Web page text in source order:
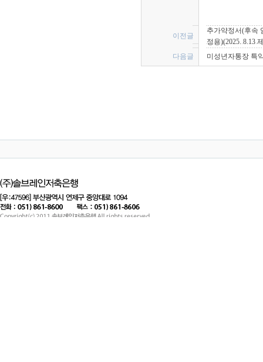
이전글
추가약정서(후속
정용)(2025. 8.13
다음글
미성년자통장 특